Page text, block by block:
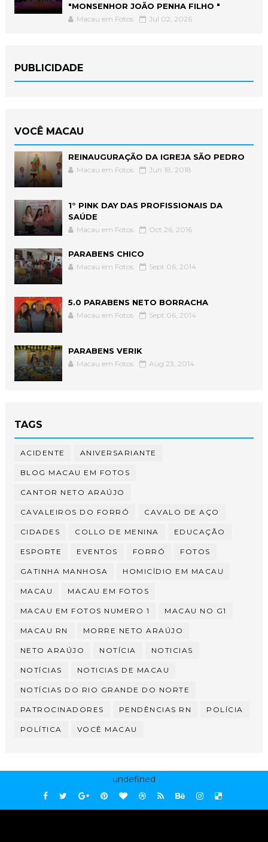
"MONSENHOR JOÃO PENHA FILHO "
Macau em Fotos Jul 02, 2026
PUBLICIDADE
VOCÊ MACAU
REINAUGURAÇÃO DA IGREJA SÃO PEDRO
Macau em Fotos Jun 18, 2018
1° PINK DAY DAS PROFISSIONAIS DA
SAÚDE
Macau em Fotos Oct 26, 2016
PARABENS CHICO
Macau em Fotos Sept 06, 2014
5.0 PARABENS NETO BORRACHA
Macau em Fotos Sept 06, 2014
PARABENS VERIK
Macau em Fotos Aug 23, 2014
TAGS
ACIDENTE ANIVERSARIANTE
BLOG MACAU EM FOTOS
CANTOR NETO ARAÚJO
CAVALEIROS DO FORRÓ CAVALO DE AÇO
CIDADES COLLO DE MENINA EDUCAÇÃO
ESPORTE EVENTOS FORRÓ FOTOS
GATINHA MANHOSA HOMICÍDIO EM MACAU
MACAU MACAU EM FOTOS
MACAU EM FOTOS NUMERO 1 MACAU NO G1
MACAU RN MORRE NETO ARAÚJO
NETO ARAÚJO NOTÍCIA NOTICIAS
NOTÍCIAS NOTICIAS DE MACAU
NOTÍCIAS DO RIO GRANDE DO NORTE
PATROCINADORES PENDÊNCIAS RN POLÍCIA
POLÍTICA VOCÊ MACAU
undefined